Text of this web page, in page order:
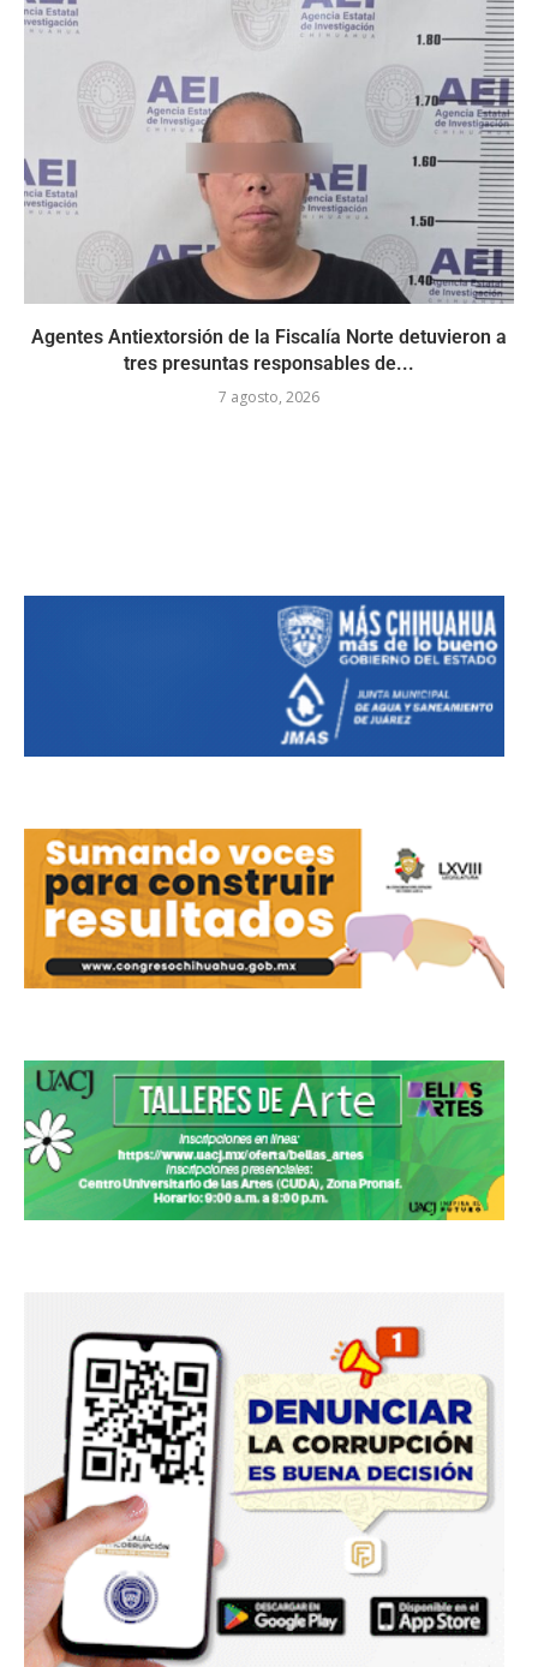
Agentes Antiextorsión de la Fiscalía Norte detuvieron a
tres presuntas responsables de...
7 agosto, 2026